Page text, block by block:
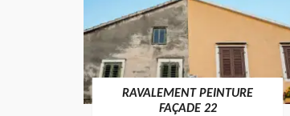
RAVALEMENT PEINTURE
FAÇADE 22